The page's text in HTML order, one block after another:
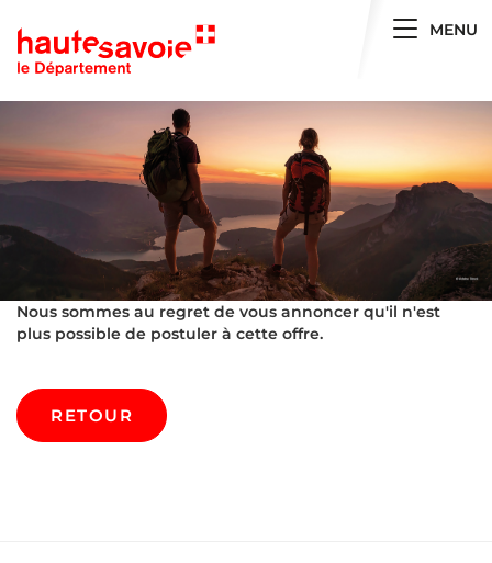
Toggle
MENU
Nous sommes au regret de vous annoncer qu'il n'est
plus possible de postuler à cette offre.
RETOUR